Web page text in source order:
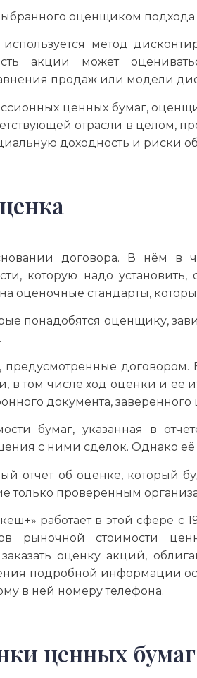
оценщиком
метод
акции может
продаж или модели
ценных бумаг,
отрасли в целом,
доходность и риски
договора. В нём в
которую надо
оценочные стандарты,
понадобятся оценщику,
предусмотренные
в том числе ход оценки и её
документа,
бумаг, указанная в
с ними сделок. Однако
отчёт об оценке, который
только проверенным
работает в этой сфере
рыночной стоимости
оценку акций,
подробной информации
в ней номеру телефона.
ценных бумаг